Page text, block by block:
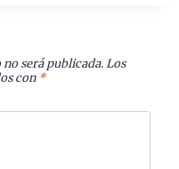
será publicada. Los
con *